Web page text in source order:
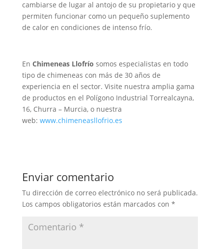
cambiarse de lugar al antojo de su propietario y que
permiten funcionar como un pequeño suplemento
de calor en condiciones de intenso frío.
En Chimeneas Llofrío somos especialistas en todo
tipo de chimeneas con más de 30 años de
experiencia en el sector. Visite nuestra amplia gama
de productos en el Polígono Industrial Torrealcayna,
16, Churra – Murcia, o nuestra
web: www.chimeneasllofrio.es
Enviar comentario
Tu dirección de correo electrónico no será publicada.
Los campos obligatorios están marcados con *